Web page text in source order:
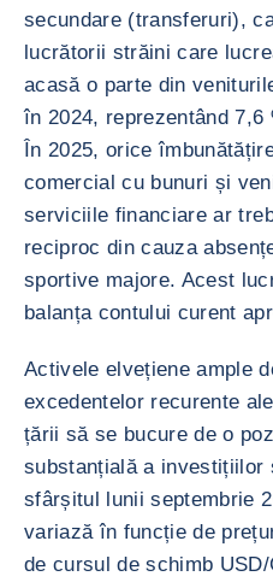
secundare (transferuri),
lucrătorii străini care
acasă o parte din
în 2024, reprezentând
În 2025, orice
comercial cu bunuri și
serviciile financiare ar
reciproc din cauza
sportive majore. Acest
balanța contului curent
Activele elvețiene ample
excedentelor recurente
țării să se bucure de o
substanțială a investițiilor
sfârșitul lunii septembrie
variază în funcție de
de cursul de schimb USD/